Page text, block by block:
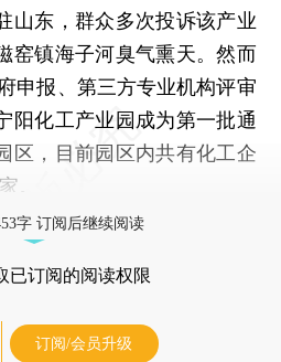
山东，群众多次投诉该产业
窑镇海子河臭气熏天。然而
申报、第三方专业机构评审
阳化工产业园成为第一批通
区，目前园区内共有化工企
。
字 订阅后继续阅读
已订阅的阅读权限
订阅/会员升级